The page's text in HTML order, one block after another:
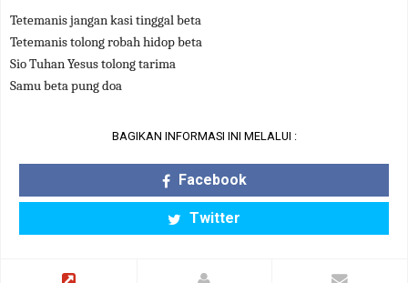
Tetemanis jangan kasi tinggal beta
Tetemanis tolong robah hidop beta
Sio Tuhan Yesus tolong tarima
Samu beta pung doa
BAGIKAN INFORMASI INI MELALUI :
Facebook
Twitter